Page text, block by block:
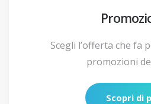
Scegli l’offerta che fa
promozioni
Scopri di